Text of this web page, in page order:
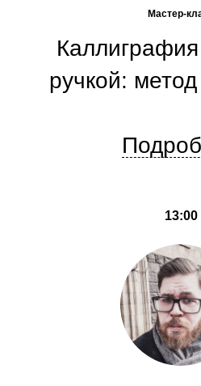
Мастер-
ручкой:
13:00